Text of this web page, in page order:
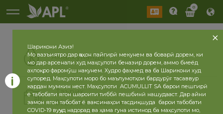
0
Амалкунанда
Таърих
2026 сол 2025 сол
Шарикони Азиз!
Мо вазъиятро дар ҷаҳон пайгирӣ мекунем ва боварӣ дорем, ки
мо дар арсенали худ маҳсулоти беназир дорем, аммо биеёд
ахлоқро фаромӯш накунем. Худро фаҳмед ва ба Шарикони худ
супоред. Маҳсулоти моро бо маълумотҳои бардурӯғ тасаввур
кардан мумкин нест. Маҳсулоти ACUMULLIT SA барои пешгирӣ
ё табобати ягон шароити тиббӣ пешбинӣ нашудааст. Дар айни
замон ягон табобат ё ваксинаҳои тасдиқшуда барои табобати
COVID-19 вуҷуд надорад ва ҳама гуна истинод ба маҳсулоти мо,